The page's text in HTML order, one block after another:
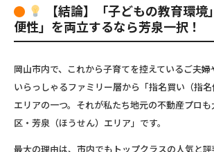
【結論】「子どもの教育環
便性」を両立するなら芳泉一択！
岡山市内で、これから子育てを控えているご夫
いらっしゃるファミリー層から「指名買い（指
エリアの一つ。それが私たち地元の不動産プロ
区・芳泉（ほうせん）エリア」です。
最大の理由は、市内でもトップクラスの人気と